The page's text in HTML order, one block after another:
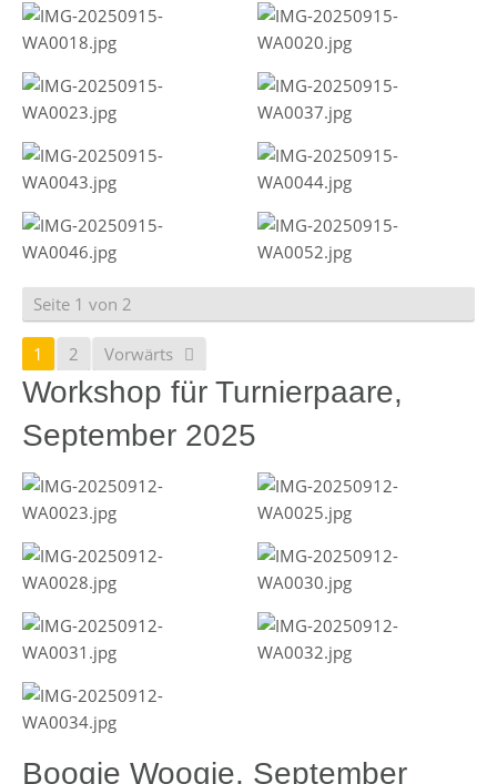
Seite 1 von 2
1 2 Vorwärts
Workshop für Turnierpaare,
September 2025
Boogie Woogie, September